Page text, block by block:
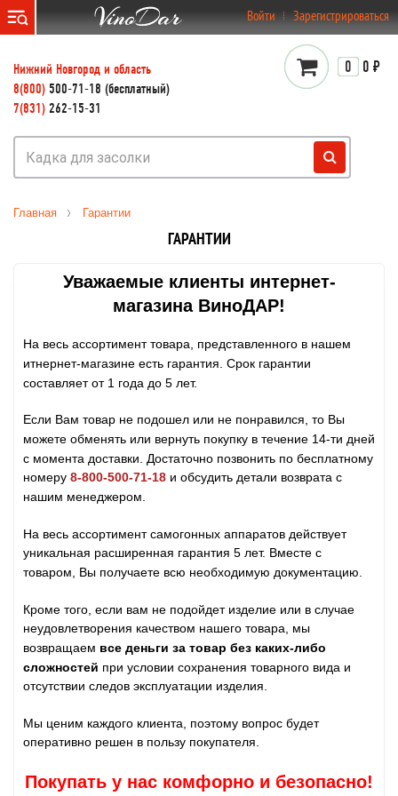
Войти Зарегистрироваться
Нижний Новгород и область
8(800) 500-71-18 (бесплатный)
7(831) 262-15-31
0 0 ₽
Главная Гарантии
ГАРАНТИИ
Уважаемые клиенты интернет-
магазина ВиноДАР!
На весь ассортимент товара, представленного в нашем
итнернет-магазине есть гарантия. Срок гарантии
составляет от 1 года до 5 лет.
Если Вам товар не подошел или не понравился, то Вы
можете обменять или вернуть покупку в течение 14-ти дней
с момента доставки. Достаточно позвонить по бесплатному
номеру 8-800-500-71-18 и обсудить детали возврата с
нашим менеджером.
На весь ассортимент самогонных аппаратов действует
уникальная расширенная гарантия 5 лет. Вместе с
товаром, Вы получаете всю необходимую документацию.
Кроме того, если вам не подойдет изделие или в случае
неудовлетворения качеством нашего товара, мы
возвращаем все деньги за товар без каких-либо
сложностей при условии сохранения товарного вида и
отсутствии следов эксплуатации изделия.
Мы ценим каждого клиента, поэтому вопрос будет
оперативно решен в пользу покупателя.
Покупать у нас комфорно и безопасно!